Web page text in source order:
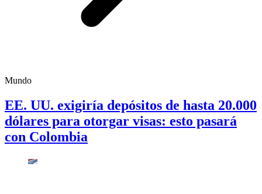
Mundo
EE. UU. exigiría depósitos de hasta 20.000
dólares para otorgar visas: esto pasará
con Colombia